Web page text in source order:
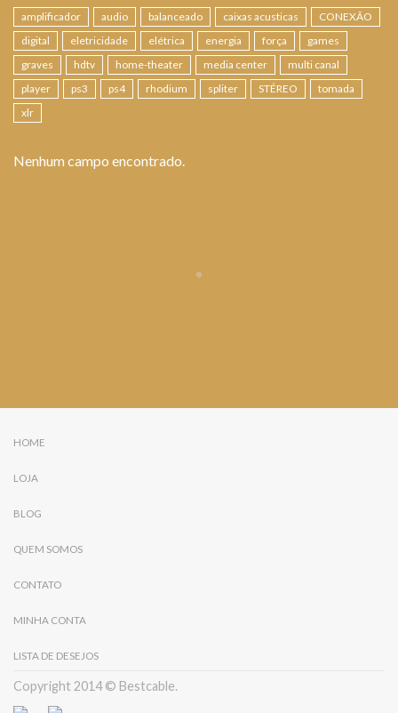
amplificador audio balanceado caixas acusticas
CONEXÃO
digital
eletricidade elétrica energia força
games
graves
hdtv home-theater media center
multi canal
player
ps3 ps4 rhodium spliter STÉREO
tomada
xlr
Nenhum campo encontrado.
HOME
LOJA
BLOG
QUEM SOMOS
CONTATO
MINHA CONTA
LISTA DE DESEJOS
Copyright 2014 © Bestcable.